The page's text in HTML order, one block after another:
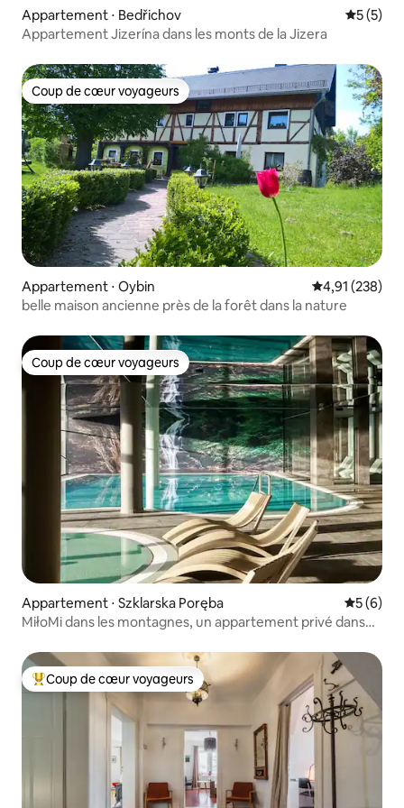
Appartement ⋅ Bedřichov
5 (5)
Appartement Jizerína dans les monts de la Jizera
Coup de cœur voyageurs
Coup de cœur voyageurs
Appartement ⋅ Oybin Évaluation
4,91 (238)
belle maison ancienne près de la forêt dans la nature
Coup de cœur voyageurs
Coup de cœur voyageurs
Appartement ⋅ Szklarska Poręba
5 (6)
MiłoMi dans les montagnes, un appartement privé dans
Coups de cœur voyageurs les plus appréciés
Coup de cœur voyageurs